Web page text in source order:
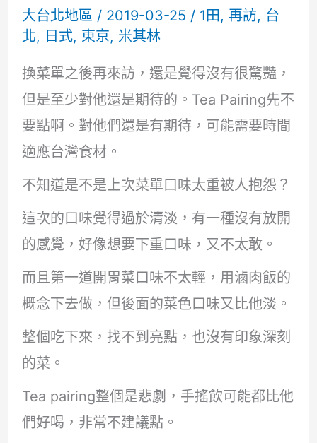
大台北地區 / 2019-03-25 / 1田 , 再訪, 台
北, 日式, 東京, 米其林
換菜單之後再來訪，還是覺得沒有很驚豔，
但是至少對他還是期待的。Tea Pairing先不
要點啊。對他們還是有期待，可能需要時間
適應台灣食材。
不知道是不是上次菜單口味太重被人抱怨？
這次的口味覺得過於清淡，有一種沒有放開
的感覺，好像想要下重口味，又不太敢。
而且第一道開胃菜口味不太輕，用滷肉飯的
概念下去做，但後面的菜色口味又比他淡。
整個吃下來，找不到亮點，也沒有印象深刻
的菜。
Tea pairing整個是悲劇，手搖飲可能都比他
們好喝，非常不建議點。